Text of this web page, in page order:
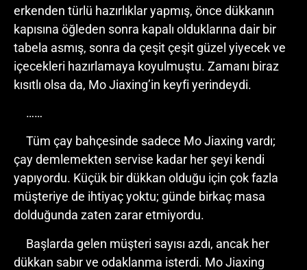
erkenden türlü hazırlıklar yapmış, önce dükkanın
kapısına öğleden sonra kapalı olduklarına dair bir
tabela asmış, sonra da çeşit çeşit güzel yiyecek ve
içecekleri hazırlamaya koyulmuştu. Zamanı biraz
kısıtlı olsa da, Mo Jiaxing’in keyfi yerindeydi.
……
Tüm çay bahçesinde sadece Mo Jiaxing vardı;
çay demlemekten servise kadar her şeyi kendi
yapıyordu. Küçük bir dükkan olduğu için çok fazla
müşteriye de ihtiyaç yoktu; günde birkaç masa
dolduğunda zaten zarar etmiyordu.
Başlarda gelen müşteri sayısı azdı, ancak her
dükkan sabır ve odaklanma isterdi. Mo Jiaxing